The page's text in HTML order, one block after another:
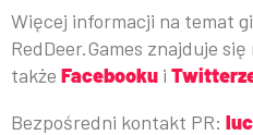
Więcej informacji na temat
RedDeer.Games znajduje się
także Facebooku i
Bezpośredni kontakt PR: